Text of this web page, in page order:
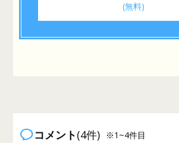
(無料)
コメント(4件) ※1~4件目